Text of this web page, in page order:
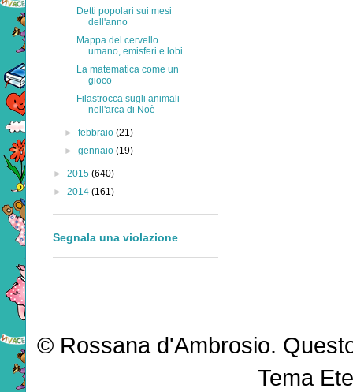
Detti popolari sui mesi
dell'anno
Mappa del cervello
umano, emisferi e lobi
La matematica come un
gioco
Filastrocca sugli animali
nell'arca di Noè
►febbraio(21)
►gennaio(19)
► 2015 (640)
► 2014 (161)
Segnala una violazione
© Rossana d'Ambrosio.
Tema